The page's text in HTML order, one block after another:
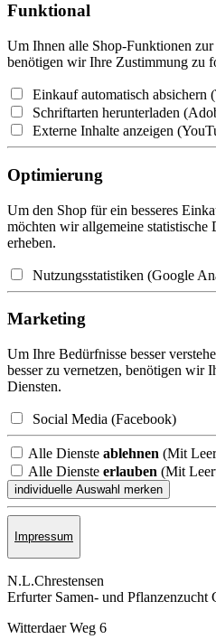
Funktional
Um Ihnen alle Shop-Funktionen
benötigen wir Ihre Zustimmung zu
Einkauf automatisch absichern
Schriftarten herunterladen
Externe Inhalte anzeigen
Optimierung
Um den Shop für ein besseres
möchten wir allgemeine statistische
erheben.
Nutzungsstatistiken (Google
Marketing
Um Ihre Bedürfnisse besser
besser zu vernetzen, benötigen wir
Diensten.
Social Media (Facebook)
Alle Dienste ablehnen (Mit
Alle Dienste erlauben (Mit
Impressum
N.L.Chrestensen
Erfurter Samen- und Pflanzen­zucht
Witterdaer Weg 6